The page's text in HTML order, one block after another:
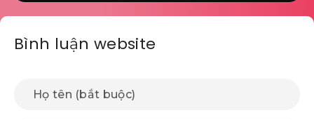
Bình luận website